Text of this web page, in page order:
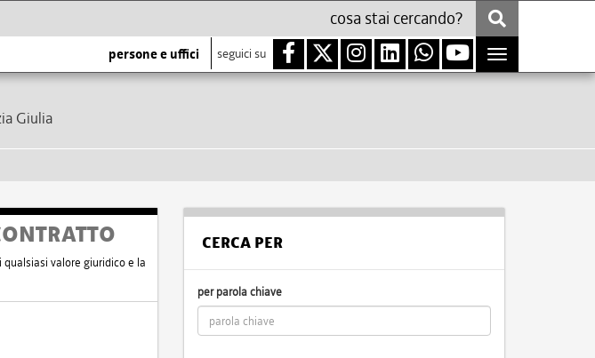
persone e uffici seguici su
Toggle
navigation
Giulia
valore giuridico e la
CERCA PER
per parola chiave